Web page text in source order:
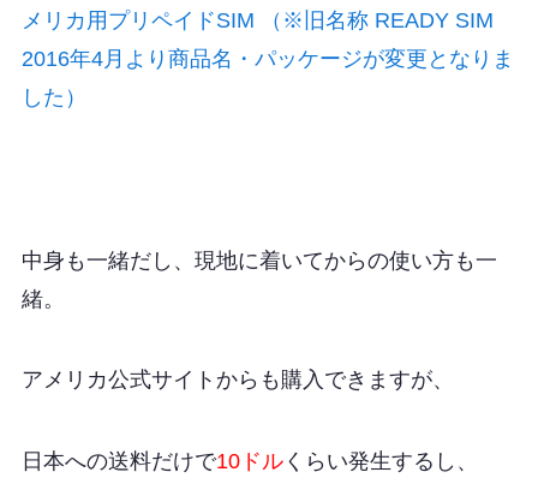
メリカ用プリペイドSIM （※旧名称 READY SIM
2016年4月より商品名・パッケージが変更となりま
した）
中身も一緒だし、現地に着いてからの使い方も一
緒。
アメリカ公式サイトからも購入できますが、
日本への送料だけで10ドルくらい発生するし、